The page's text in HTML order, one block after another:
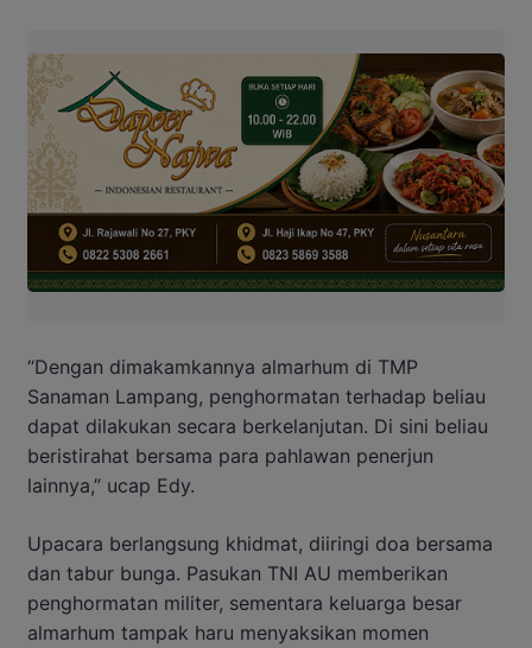
“Dengan dimakamkannya almarhum di TMP
Sanaman Lampang, penghormatan terhadap beliau
dapat dilakukan secara berkelanjutan. Di sini beliau
beristirahat bersama para pahlawan penerjun
lainnya,” ucap Edy.
Upacara berlangsung khidmat, diiringi doa bersama
dan tabur bunga. Pasukan TNI AU memberikan
penghormatan militer, sementara keluarga besar
almarhum tampak haru menyaksikan momen